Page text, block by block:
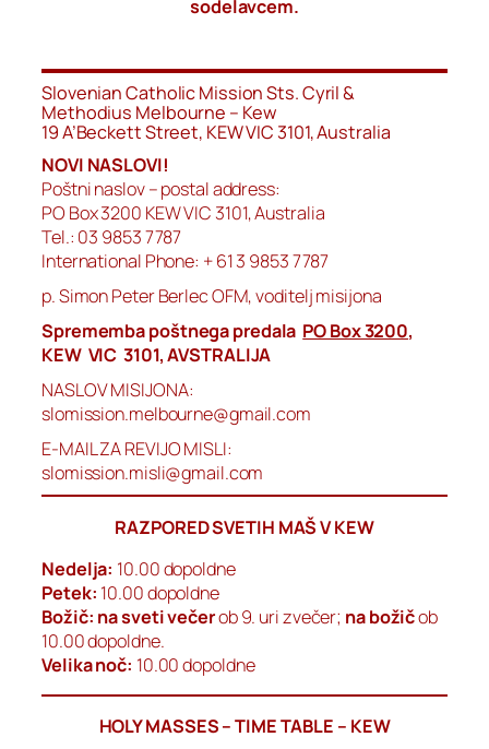
sodelavcem.
Slovenian Catholic Mission Sts. Cyril &
Methodius Melbourne – Kew
19 A’Beckett Street, KEW VIC 3101, Australia
NOVI NASLOVI!
Poštni naslov – postal address:
PO Box 3200 KEW VIC 3101, Australia
Tel.: 03 9853 7787
International Phone: + 61 3 9853 7787
p. Simon Peter Berlec OFM, voditelj misijona
Sprememba poštnega predala PO Box 3200,
KEW VIC 3101, AVSTRALIJA
NASLOV MISIJONA:
slomission.melbourne@gmail.com
E-MAIL ZA REVIJO MISLI:
slomission.misli@gmail.com
RAZPORED SVETIH MAŠ V KEW
Nedelja: 10.00 dopoldne
Petek: 10.00 dopoldne
Božič: na sveti večerob 9. uri zvečer; na božičob
10.00 dopoldne.
Velika noč: 10.00 dopoldne
HOLY MASSES – TIME TABLE – KEW